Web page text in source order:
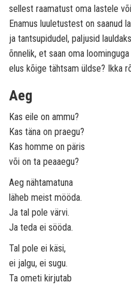
sellest raamatust oma lastele
Enamus luuletustest on saanud
ja tantsupidudel, paljusid
õnnelik, et saan oma
elus kõige tähtsam üldse? Ikka
Aeg
Kas eile on ammu?
Kas täna on praegu?
Kas homme on päris
või on ta peaaegu?
Aeg nähtamatuna
läheb meist mööda.
Ja tal pole värvi.
Ja teda ei sööda.
Tal pole ei käsi,
ei jalgu, ei sugu.
Ta ometi kirjutab